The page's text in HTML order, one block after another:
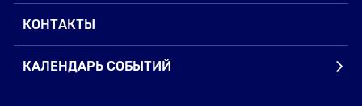
КОНТАКТЫ
КАЛЕНДАРЬ СОБЫТИЙ